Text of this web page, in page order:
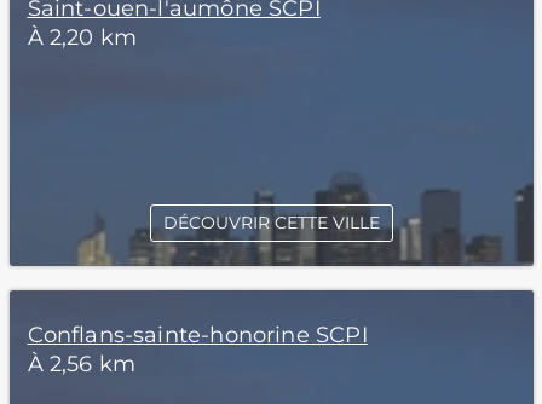
Saint-ouen-l'aumône SCPI
À 2,20 km
DÉCOUVRIR CETTE VILLE
Conflans-sainte-honorine SCPI
À 2,56 km